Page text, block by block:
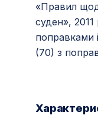
«Правил
суден»,
поправками
(70) з